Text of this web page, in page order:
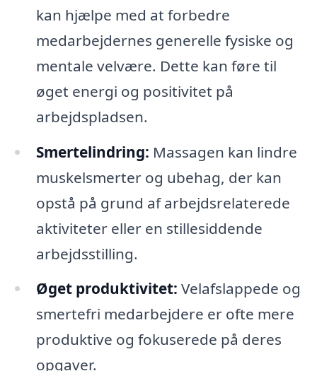
kan hjælpe med at forbedre
medarbejdernes generelle fysiske og
mentale velvære. Dette kan føre til
øget energi og positivitet på
arbejdspladsen.
Smertelindring: Massagen kan lindre
muskelsmerter og ubehag, der kan
opstå på grund af arbejdsrelaterede
aktiviteter eller en stillesiddende
arbejdsstilling.
Øget produktivitet: Velafslappede og
smertefri medarbejdere er ofte mere
produktive og fokuserede på deres
opgaver.